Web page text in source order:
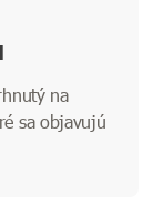
na
sa objavujú